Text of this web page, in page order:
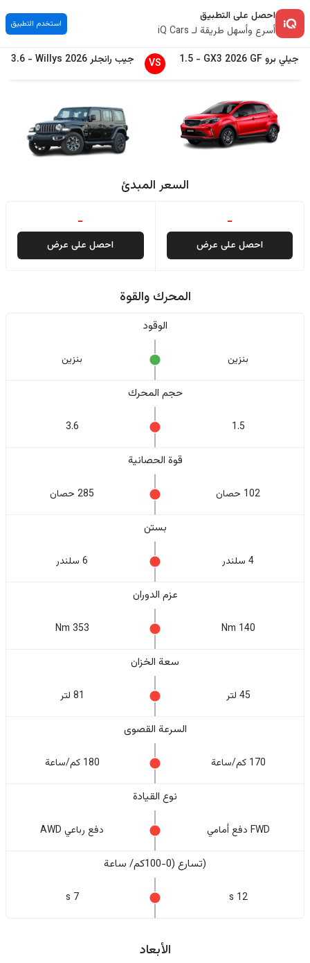
احصل على التطبيق
أسرع وأسهل طريقة لـ iQ Cars
استخدم التطبيق
جيلي برو GX3 2026 GF
-
1.5
VS جيب رانجلر2026
Willys
-
3.6
السعر المبدئ
-
احصل على عرض
-
احصل على عرض
المحرك والقوة
الوقود
بنزين بنزين
حجم المحرك
1.5
3.6
قوة الحصانية
102 حصان 285 حصان
بستن
4 سلندر 6 سلندر
عزم الدوران
140 Nm
353 Nm
سعة الخزان
45 لتر 81 لتر
السرعة القصوى
170 كم/ساعة 180 كم/ساعة
نوع القيادة
FWD دفع أمامي دفع رباعي AWD
(تسارع (0-100كم/ ساعة
12 s
7 s
الأبعاد